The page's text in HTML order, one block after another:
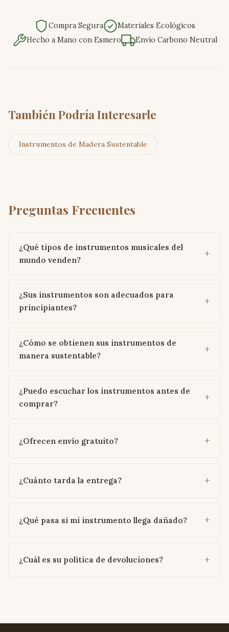
Compra Segura
Materiales Ecológicos
Hecho a Mano con Esmero
Envío Carbono Neutral
También Podría Interesarle
Instrumentos de Madera Sustentable
Preguntas Frecuentes
¿Qué tipos de instrumentos musicales del
mundo venden?
¿Sus instrumentos son adecuados para
principiantes?
¿Cómo se obtienen sus instrumentos de
manera sustentable?
¿Puedo escuchar los instrumentos antes de
comprar?
¿Ofrecen envío gratuito?
¿Cuánto tarda la entrega?
¿Qué pasa si mi instrumento llega dañado?
¿Cuál es su política de devoluciones?